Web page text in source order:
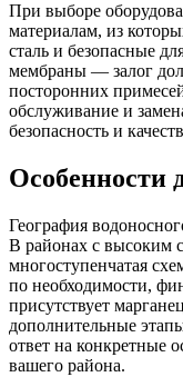
При выборе
материалам, из
сталь и безопасные
мембраны — залог
посторонних
обслуживание и
безопасность и
Особенности
География
В районах с высоким
многоступенчатая
по необходимости,
присутствует
дополнительные
ответ на конкретные
вашего района.